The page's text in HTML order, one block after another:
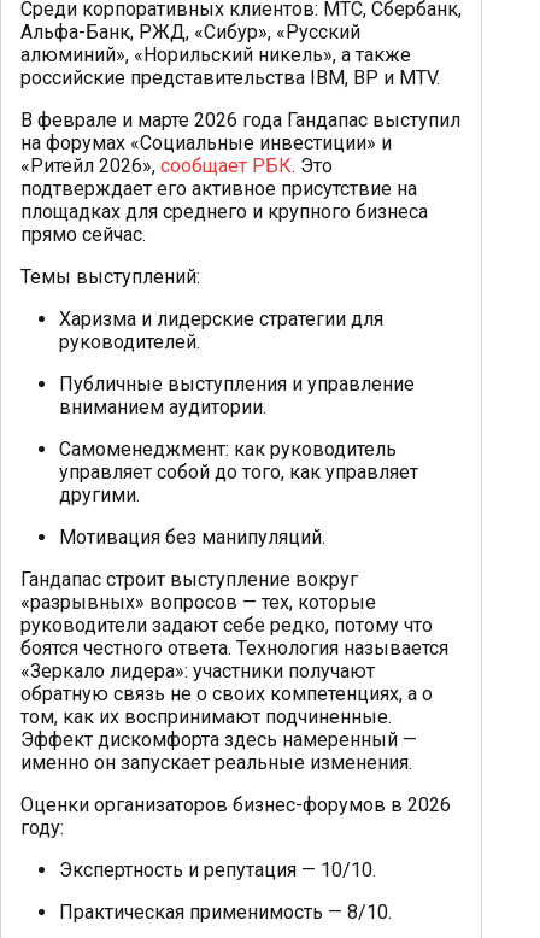
Среди корпоративных клиентов: МТС, Сбербанк,
Альфа-Банк, РЖД, «Сибур», «Русский
алюминий», «Норильский никель», а также
российские представительства IBM, BP и MTV.
В феврале и марте 2026 года Гандапас выступил
на форумах «Социальные инвестиции» и
«Ритейл 2026», сообщает РБК. Это
подтверждает его активное присутствие на
площадках для среднего и крупного бизнеса
прямо сейчас.
Темы выступлений:
Харизма и лидерские стратегии для
руководителей.
Публичные выступления и управление
вниманием аудитории.
Самоменеджмент: как руководитель
управляет собой до того, как управляет
другими.
Мотивация без манипуляций.
Гандапас строит выступление вокруг
«разрывных» вопросов — тех, которые
руководители задают себе редко, потому что
боятся честного ответа. Технология называется
«Зеркало лидера»: участники получают
обратную связь не о своих компетенциях, а о
том, как их воспринимают подчиненные.
Эффект дискомфорта здесь намеренный —
именно он запускает реальные изменения.
Оценки организаторов бизнес-форумов в 2026
году:
Экспертность и репутация — 10/10.
Практическая применимость — 8/10.